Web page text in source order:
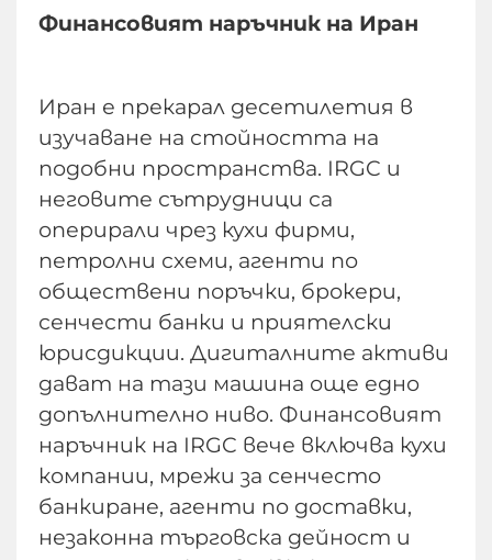
Финансовият наръчник на Иран
Иран е прекарал десетилетия в
изучаване на стойността на
подобни пространства. IRGC и
неговите сътрудници са
оперирали чрез кухи фирми,
петролни схеми, агенти по
обществени поръчки, брокери,
сенчести банки и приятелски
юрисдикции. Дигиталните активи
дават на тази машина още едно
допълнително ниво. Финансовият
наръчник на IRGC вече включва кухи
компании, мрежи за сенчесто
банкиране, агенти по доставки,
незаконна търговска дейност и